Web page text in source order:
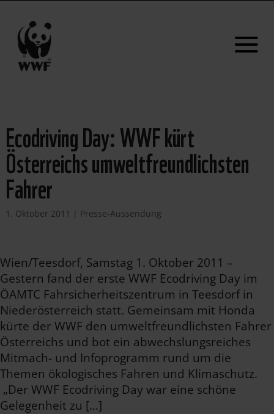
Ecodriving Day: WWF kürt
Österreichs umweltfreundlichsten
Fahrer
1. Oktober 2011 | Presse-Aussendung
Wien/Teesdorf, Samstag 1. Oktober 2011 –
Gestern fand der erste WWF Ecodriving Day im
ÖAMTC Fahrsicherheitszentrum in Teesdorf in
Niederösterreich statt. Gemeinsam mit Honda
kürte der WWF den umweltfreundlichsten Fahrer
Österreichs und bot ein abwechslungsreiches
Mitmach- und Infoprogramm rund um die
Themen ökologisches Fahren und Klimaschutz.
„Der WWF Ecodriving Day war eine schöne
Gelegenheit zu […]